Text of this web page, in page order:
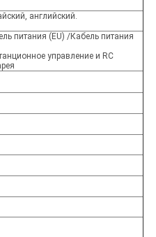
английский.
питания (EU) /Кабель питания
управление и RC